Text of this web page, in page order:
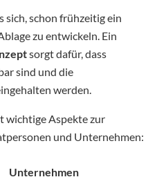
sich, schon frühzeitig ein
zu entwickeln. Ein
sorgt dafür, dass
sind und die
werden.
wichtige Aspekte zur
und Unternehmen:
Unternehmen